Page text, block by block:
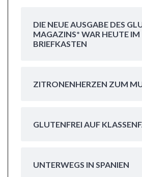
DIE NEUE AUSGABE DES
MAGAZINS* WAR HEUTE IM
BRIEFKASTEN
ZITRONENHERZEN ZUM
GLUTENFREI AUF
UNTERWEGS IN SPANIEN